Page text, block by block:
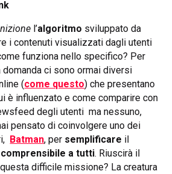
l’algoritmo sviluppato da
i contenuti visualizzati dagli utenti
funziona nello specifico? Per
ci sono ormai diversi
(come questo) che presentano
è influenzato e come comparire con
degli utenti ma nessuno,
pensato di coinvolgere uno dei
Batman, per semplificare il
comprensibile a tutti. Riuscirà il
difficile missione? La creatura